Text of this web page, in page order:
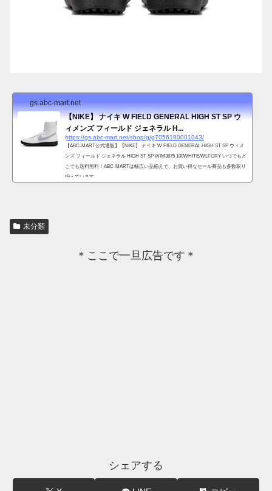
gs.abc-mart.net
【NIKE】 ナイキ W FIELD GENERAL HIGH ST SP ウ
ィメンズ フィールド ジェネラル H...
https://gs.abc-mart.net/shop/g/g7056180001043/
【ABC-MART公式通販】【NIKE】 ナイキ W FIELD GENERAL HIGH ST SP ウィメ
ンズ フィールド ジェネラル HIGH ST SP WIM3875 100WHITE/WLFGRY いつでもど
こでも送料無料！ABC-MARTは幅広い品揃えで、お買い得なセール商品も多数取り
揃えています。
未分類
＊ここで一旦広告です＊
シェアする